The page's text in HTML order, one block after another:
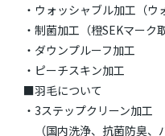
・ウォッシャブル加工（ウ
・制菌加工（橙SEKマーク
・ダウンプルーフ加工
・ピーチスキン加工
■羽毛について
・3ステップクリーン加工
（国内洗浄、抗菌防臭、